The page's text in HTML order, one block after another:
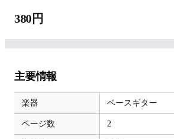
380円
主要情報
楽器 ベースギター
ページ数 2